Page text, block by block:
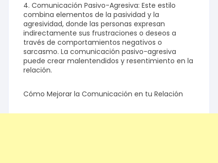
4. Comunicación Pasivo-Agresiva: Este estilo
combina elementos de la pasividad y la
agresividad, donde las personas expresan
indirectamente sus frustraciones o deseos a
través de comportamientos negativos o
sarcasmo. La comunicación pasivo-agresiva
puede crear malentendidos y resentimiento en la
relación.
Cómo Mejorar la Comunicación en tu Relación